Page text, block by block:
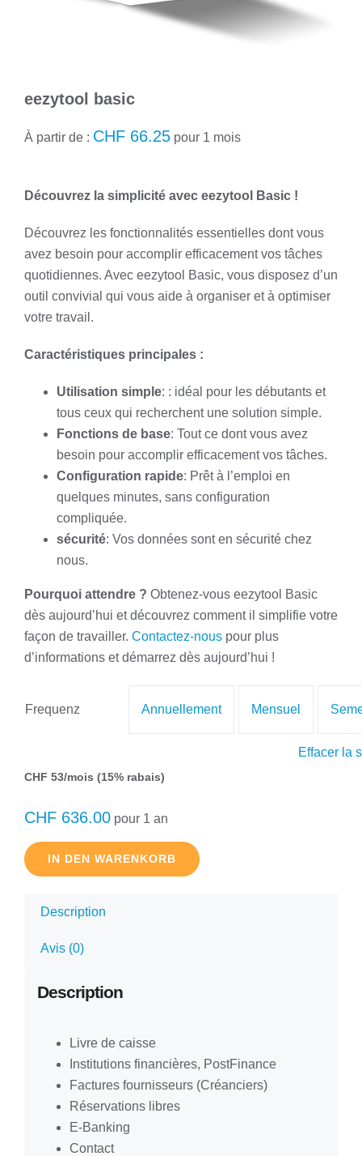
eezytool basic
À partir de : CHF 66.25 pour 1 mois
Découvrez la simplicité avec eezytool Basic !
Découvrez les fonctionnalités essentielles dont vous
avez besoin pour accomplir efficacement vos tâches
quotidiennes. Avec eezytool Basic, vous disposez d’un
outil convivial qui vous aide à organiser et à optimiser
votre travail.
Caractéristiques principales :
Utilisation simple: : idéal pour les débutants et
tous ceux qui recherchent une solution simple.
Fonctions de base: Tout ce dont vous avez
besoin pour accomplir efficacement vos tâches.
Configuration rapide: Prêt à l’emploi en
quelques minutes, sans configuration
compliquée.
sécurité: Vos données sont en sécurité chez
nous.
Pourquoi attendre ? Obtenez-vous eezytool Basic
dès aujourd’hui et découvrez comment il simplifie votre
façon de travailler. Contactez-nous pour plus
d’informations et démarrez dès aujourd’hui !
Frequenz Annuellement Mensuel
Effacer la
CHF 53/mois (15% rabais)
CHF 636.00 pour 1 an
IN DEN WARENKORB
Description
Avis (0)
Description
Livre de caisse
Institutions financières, PostFinance
Factures fournisseurs (Créanciers)
Réservations libres
E-Banking
Contact